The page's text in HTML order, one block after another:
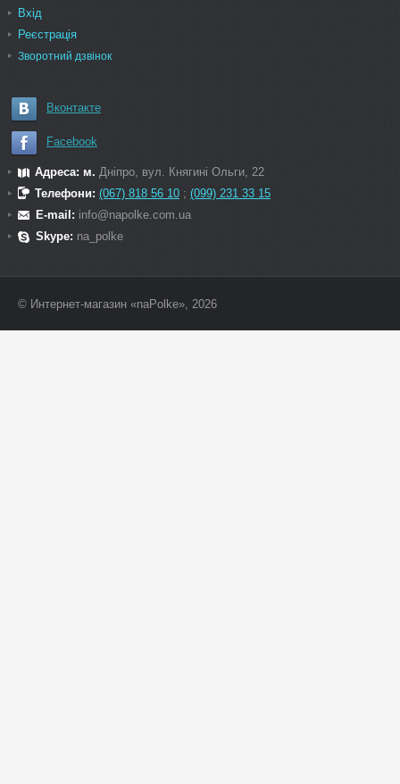
Вхід
Реєстрація
Зворотний дзвінок
Вконтакте
Facebook
Адреса: м. Дніпро, вул. Княгині Ольги, 22
Телефони: (067) 818 56 10 ; (099) 231 33 15
E-mail: info@napolke.com.ua
Skype: na_polke
© Интернет-магазин «naPolke», 2026